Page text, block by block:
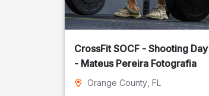
CrossFit SOCF - Shooting Day
- Mateus Pereira Fotografia
Orange County , FL